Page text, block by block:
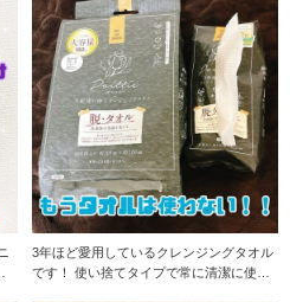
3年ほど愛用しているクレンジングタオル
です！ 使い捨てタイプで常に清潔に使え